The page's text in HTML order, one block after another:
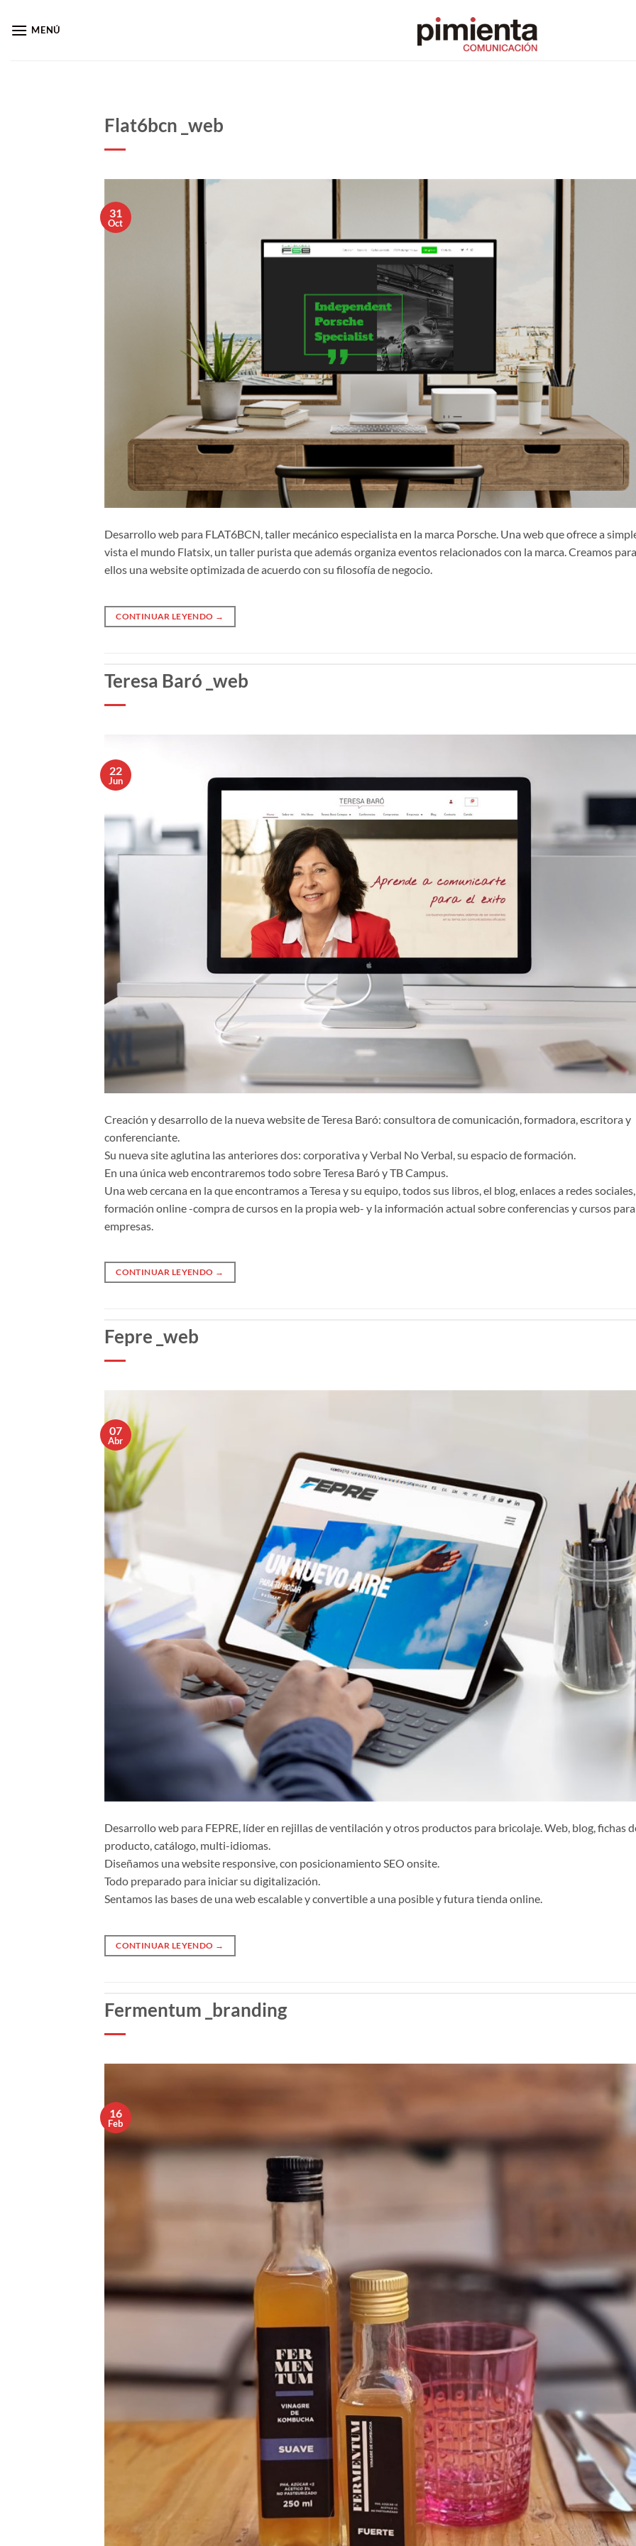
MENÚ
Flat6bcn _web
31
Oct
Desarrollo web para FLAT6BCN, taller mecánico especialista en la marca Porsche. Una web que ofrece a
vista el mundo Flatsix, un taller purista que además organiza eventos relacionados con la marca. Creamos para
ellos una website optimizada de acuerdo con su filosofía de negocio.
CONTINUAR LEYENDO →
Teresa Baró _web
22
Jun
Creación y desarrollo de la nueva website de Teresa Baró: consultora de comunicación, formadora, escritora y
conferenciante.
Su nueva site aglutina las anteriores dos: corporativa y Verbal No Verbal, su espacio de formación.
En una única web encontraremos todo sobre Teresa Baró y TB Campus.
Una web cercana en la que encontramos a Teresa y su equipo, todos sus libros, el blog, enlaces a redes sociales,
formación online -compra de cursos en la propia web- y la información actual sobre conferencias y cursos para
empresas.
CONTINUAR LEYENDO →
Fepre _web
07
Abr
Desarrollo web para FEPRE, líder en rejillas de ventilación y otros productos para bricolaje. Web, blog, fichas
producto, catálogo, multi-idiomas.
Diseñamos una website responsive, con posicionamiento SEO onsite.
Todo preparado para iniciar su digitalización.
Sentamos las bases de una web escalable y convertible a una posible y futura tienda online.
CONTINUAR LEYENDO →
Fermentum _branding
16
Feb